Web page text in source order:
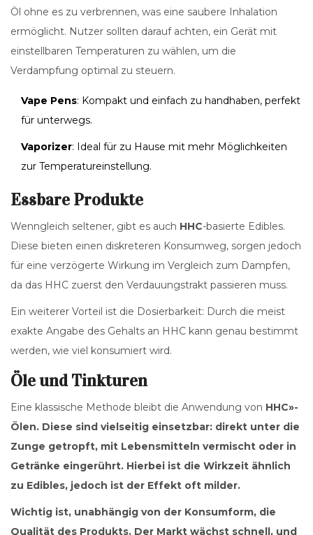
Öl ohne es zu verbrennen, was eine saubere Inhalation
ermöglicht. Nutzer sollten darauf achten, ein Gerät mit
einstellbaren Temperaturen zu wählen, um die
Verdampfung optimal zu steuern.
Vape Pens: Kompakt und einfach zu handhaben, perfekt
für unterwegs.
Vaporizer: Ideal für zu Hause mit mehr Möglichkeiten
zur Temperatureinstellung.
Essbare Produkte
Wenngleich seltener, gibt es auch HHC-basierte Edibles.
Diese bieten einen diskreteren Konsumweg, sorgen jedoch
für eine verzögerte Wirkung im Vergleich zum Dampfen,
da das HHC zuerst den Verdauungstrakt passieren muss.
Ein weiterer Vorteil ist die Dosierbarkeit: Durch die meist
exakte Angabe des Gehalts an HHC kann genau bestimmt
werden, wie viel konsumiert wird.
Öle und Tinkturen
Eine klassische Methode bleibt die Anwendung von HHC»-
Ölen. Diese sind vielseitig einsetzbar: direkt unter die
Zunge getropft, mit Lebensmitteln vermischt oder in
Getränke eingerührt. Hierbei ist die Wirkzeit ähnlich
zu Edibles, jedoch ist der Effekt oft milder.
Wichtig ist, unabhängig von der Konsumform, die
Qualität des Produkts. Der Markt wächst schnell, und